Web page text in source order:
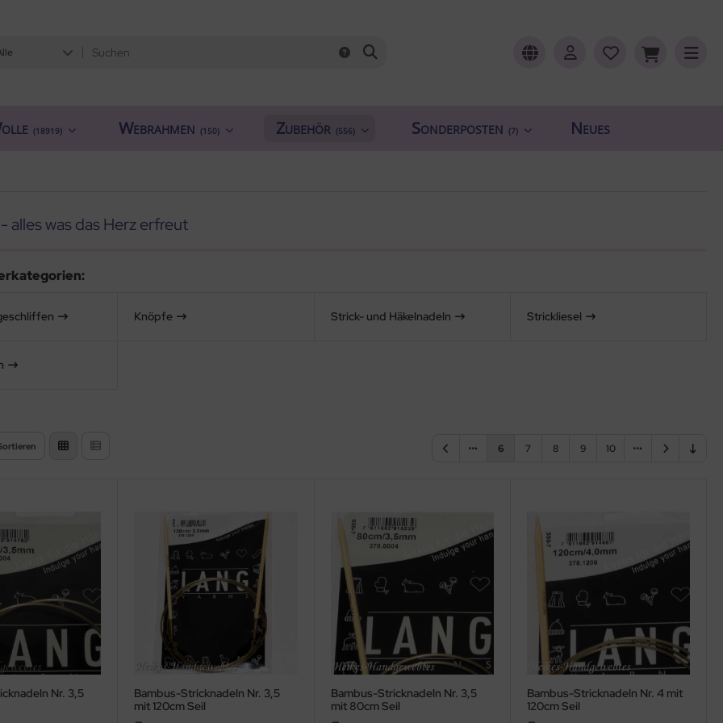
(18919) Webrahmen (150) Zubehör (556) Sonderposten (7) Neues
- alles was das Herz erfreut
Knöpfe Strick- und Häkelnadeln Strickliesel
6 7 8 9 10
Nr. 3,5
Bambus-Stricknadeln Nr. 3,5
mit 120cm Seil
Bambus-Stricknadeln Nr. 3,5
mit 80cm Seil
Bambus-Stricknadeln Nr. 4 mit
120cm Seil